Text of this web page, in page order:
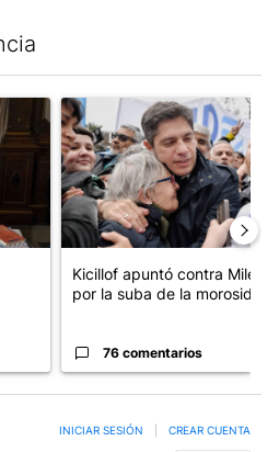
con el título "Milei, listo para 'atajar'
Un artículo de tendencia con
Kicillof apuntó contra Milei
por la suba de la morosida...
76 comentarios
INICIAR SESIÓN CREAR CUENTA